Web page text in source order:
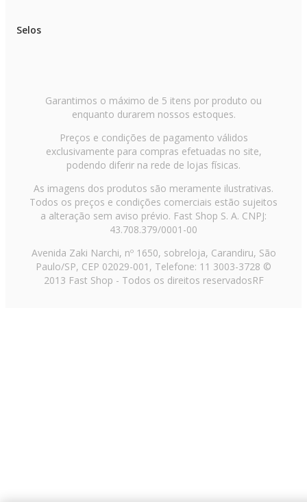
Selos
Garantimos o máximo de 5 itens por produto ou
enquanto durarem nossos estoques.
Preços e condições de pagamento válidos
exclusivamente para compras efetuadas no site,
podendo diferir na rede de lojas físicas.
As imagens dos produtos são meramente ilustrativas.
Todos os preços e condições comerciais estão sujeitos
a alteração sem aviso prévio. Fast Shop S. A. CNPJ:
43.708.379/0001-00
Avenida Zaki Narchi, nº 1650, sobreloja, Carandiru, São
Paulo/SP, CEP 02029-001, Telefone: 11 3003-3728 ©
2013 Fast Shop - Todos os direitos reservadosRF